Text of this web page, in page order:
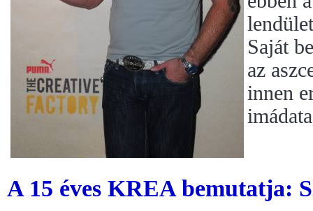
Saját
az
innen
A 15 éves KREA bemutatja: